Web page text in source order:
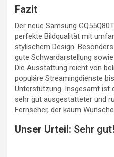
Fazit
Der neue Samsung
perfekte Bildqualität mit
stylischem Design.
gute Schwardarstellung
Die Ausstattung reicht von
populäre Streamingdienste
Unterstützung. Insgesamt ist
sehr gut ausgestatteter und
Fernseher, der kaum
Unser Urteil: Sehr gut!